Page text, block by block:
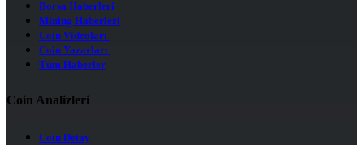
Borsa Haberleri
Mining Haberleri
Coin Videoları
Coin Yazarları
Tüm Haberler
Coin Analizleri
Coin Detay